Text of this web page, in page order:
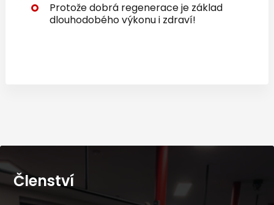
Protože dobrá regenerace je základ
dlouhodobého výkonu i zdraví!
Členství